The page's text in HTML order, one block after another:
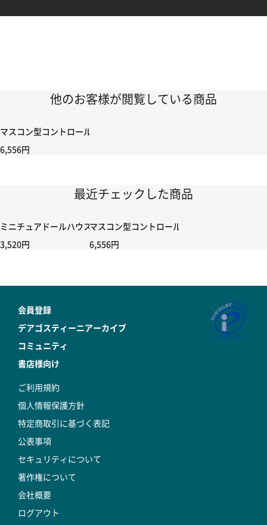
他のお客様が閲覧している商品
マスコン型コントロールハンドル付き コントローラー＆ポイント切り
6,556円
最近チェックした商品
ミニチュアドールハウスキット ガラスボール 雪ハウス②
3,520円
マスコン型コントロールハンドル付き コント
6,556円
会員登録
デアゴスティーニアーカイブ
コミュニティ
書店様向け
ご利用規約
個人情報保護方針
特定商取引に基づく表記
公表事項
セキュリティについて
著作権について
会社概要
ログアウト